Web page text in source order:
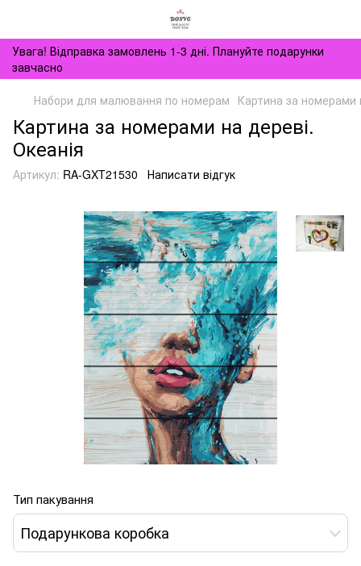
Увага! Відправка замовлень 1-3 дні. Плануйте подарунки
завчасно
Набори для малювання по номерам Картина за номерами
Картина за номерами на дереві.
Океанія
Артикул: RA-GXT21530 Написати відгук
Тип пакування
Подарункова коробка